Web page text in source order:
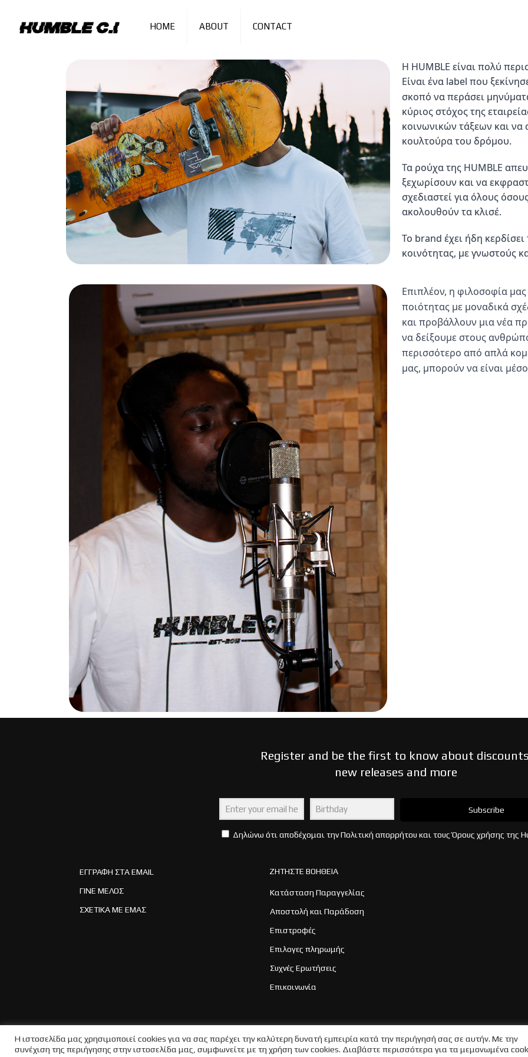
HOME ABOUT CONTACT
Η HUMBLE είναι πολύ
Είναι ένα label που
σκοπό να περάσει
κύριος στόχος της
κοινωνικών τάξεων και να
κουλτούρα του δρόμου.
Τα ρούχα της HUMBLE
ξεχωρίσουν και να
σχεδιαστεί για όλους
ακολουθούν τα κλισέ.
Το brand έχει ήδη
κοινότητας, με γνωστούς
Επιπλέον, η φιλοσοφία
ποιότητας με μοναδικά
και προβάλλουν μια νέα
να δείξουμε στους
περισσότερο από απλά
μας, μπορούν να είναι
Register and be the first to know about
new releases and more
Δηλώνω ότι αποδέχομαι την Πολιτική απορρήτου και τους Όρους χρήσης της
Subscribe
ΕΓΓΡΑΦΗ ΣΤA EMAIL
ΓΙΝΕ ΜΕΛΟΣ
ΣΧΕΤΙΚΑ ΜΕ ΕΜΑΣ
ΖΗΤΗΣΤΕ ΒΟΗΘΕΙΑ
Κατάσταση Παραγγελίας
Αποστολή και Παράδοση
Επιστροφές
Επιλογες πληρωμής
Συχνές Ερωτήσεις
Επικοινωνία
© 2025 Humble C.I. All Rights Reserved. Όροι χρήσης Γενικοί όροι ιστοσελίδας
Η ιστοσελίδα μας χρησιμοποιεί cookies για να σας παρέχει την καλύτερη δυνατή εμπειρία κατά την περιήγησή σας σε αυτήν. Με την
συνέχιση της περιήγησης στην ιστοσελίδα μας, συμφωνείτε με τη χρήση των cookies. Διαβάστε περισσότερα για τα μεμονωμένα